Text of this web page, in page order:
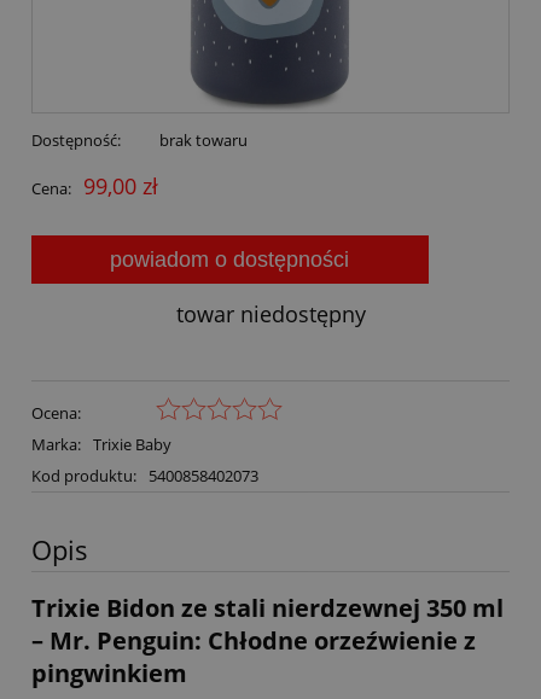
Dostępność: brak towaru
Cena: 99,00 zł
powiadom o dostępności
towar niedostępny
Ocena:
Marka: Trixie Baby
Kod produktu:
5400858402073
Opis
Trixie Bidon ze stali nierdzewnej 350 ml
– Mr. Penguin: Chłodne orzeźwienie z
pingwinkiem